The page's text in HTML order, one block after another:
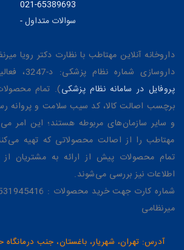
021-65389693
سوالات متداول-
داروخانه آنلاین مهتاطب با نظارت دکتر رویا
داروسازی شماره نظام پزشکی: د-3247، فعالیت می‌کند. (
پروفایل در سامانه نظام پزشکی). تمام
برچسب اصالت کالا، کد سیب سلامت و پروانه
و سایر سازمان‌های مربوطه هستند؛ این امر
مهتاطب را از اصالت محصولاتی که تهیه
تمام محصولات پیش از ارائه به مشتریان
اطلاعات نیز بررسی می‌شوند.
میرنظامی
آدرس: تهران، شهریار، باغستان، جنب درمانگاه